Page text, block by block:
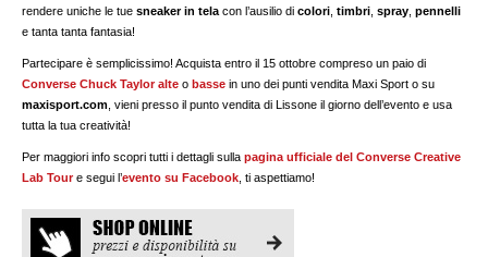
rendere uniche le tuesneaker in tela con l’ausilio dicolori ,timbri ,spray ,pennelli
e tanta tanta fantasia!
Partecipare è semplicissimo! Acquista entro il 15 ottobre compreso un paio di
Converse Chuck Taylor alte o basse in uno dei punti vendita Maxi Sport o su
maxisport.com , vieni presso il punto vendita di Lissone il giorno dell’evento e usa
tutta la tua creatività!
Per maggiori info scopri tutti i dettagli sullapagina ufficiale del Converse Creative
Lab Tour e segui l’evento su Facebook , ti aspettiamo!